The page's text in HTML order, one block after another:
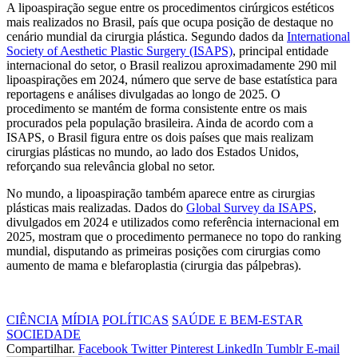
A lipoaspiração segue entre os procedimentos cirúrgicos estéticos
mais realizados no Brasil, país que ocupa posição de destaque no
cenário mundial da cirurgia plástica. Segundo dados da International
Society of Aesthetic Plastic Surgery (ISAPS), principal entidade
internacional do setor, o Brasil realizou aproximadamente 290 mil
lipoaspirações em 2024, número que serve de base estatística para
reportagens e análises divulgadas ao longo de 2025. O
procedimento se mantém de forma consistente entre os mais
procurados pela população brasileira. Ainda de acordo com a
ISAPS, o Brasil figura entre os dois países que mais realizam
cirurgias plásticas no mundo, ao lado dos Estados Unidos,
reforçando sua relevância global no setor.
No mundo, a lipoaspiração também aparece entre as cirurgias
plásticas mais realizadas. Dados do Global Survey da ISAPS,
divulgados em 2024 e utilizados como referência internacional em
2025, mostram que o procedimento permanece no topo do ranking
mundial, disputando as primeiras posições com cirurgias como
aumento de mama e blefaroplastia (cirurgia das pálpebras).
CIÊNCIA MÍDIA POLÍTICAS SAÚDE E BEM-ESTAR
SOCIEDADE
Compartilhar. Facebook Twitter Pinterest LinkedIn Tumblr E-mail